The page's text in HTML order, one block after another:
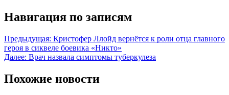
Навигация по записям
Предыдущая: Кристофер Ллойд вернётся к роли отца главного
героя в сиквеле боевика «Никто»
Далее: Врач назвала симптомы туберкулеза
Похожие новости